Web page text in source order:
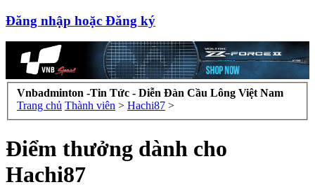
Đăng nhập hoặc Đăng ký
Vnbadminton -Tin Tức - Diễn Đàn Cầu Lông Việt Nam
Trang chủ Thành viên > Hachi87 >
Điểm thưởng dành cho
Hachi87